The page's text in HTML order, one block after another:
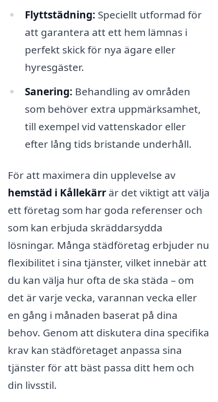
Flyttstädning: Speciellt utformad för
att garantera att ett hem lämnas i
perfekt skick för nya ägare eller
hyresgäster.
Sanering: Behandling av områden
som behöver extra uppmärksamhet,
till exempel vid vattenskador eller
efter lång tids bristande underhåll.
För att maximera din upplevelse av
hemstäd i Kållekärr är det viktigt att välja
ett företag som har goda referenser och
som kan erbjuda skräddarsydda
lösningar. Många städföretag erbjuder nu
flexibilitet i sina tjänster, vilket innebär att
du kan välja hur ofta de ska städa – om
det är varje vecka, varannan vecka eller
en gång i månaden baserat på dina
behov. Genom att diskutera dina specifika
krav kan städföretaget anpassa sina
tjänster för att bäst passa ditt hem och
din livsstil.